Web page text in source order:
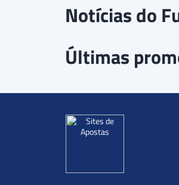
Notícias do
Últimas